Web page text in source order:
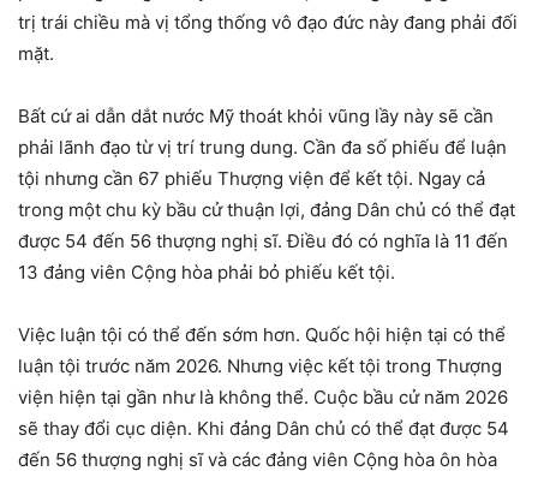
trị trái chiều mà vị tổng thống vô đạo đức này đang phải đối
mặt.
Bất cứ ai dẫn dắt nước Mỹ thoát khỏi vũng lầy này sẽ cần
phải lãnh đạo từ vị trí trung dung. Cần đa số phiếu để luận
tội nhưng cần 67 phiếu Thượng viện để kết tội. Ngay cả
trong một chu kỳ bầu cử thuận lợi, đảng Dân chủ có thể đạt
được 54 đến 56 thượng nghị sĩ. Điều đó có nghĩa là 11 đến
13 đảng viên Cộng hòa phải bỏ phiếu kết tội.
Việc luận tội có thể đến sớm hơn. Quốc hội hiện tại có thể
luận tội trước năm 2026. Nhưng việc kết tội trong Thượng
viện hiện tại gần như là không thể. Cuộc bầu cử năm 2026
sẽ thay đổi cục diện. Khi đảng Dân chủ có thể đạt được 54
đến 56 thượng nghị sĩ và các đảng viên Cộng hòa ôn hòa